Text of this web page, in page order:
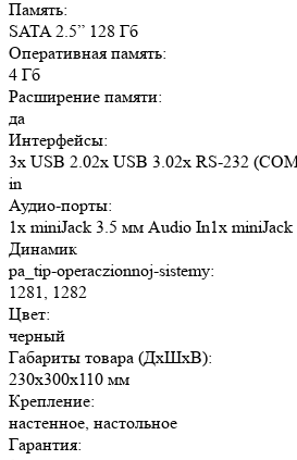
Память:
SATA 2.5” 128 Гб
Оперативная память:
4 Гб
Расширение памяти:
да
Интерфейсы:
3x USB 2.02x USB 3.02x RS-232
in
Аудио-порты:
1x miniJack 3.5 мм Audio In1x
Динамик
pa_tip-operaczionnoj-sistemy:
1281, 1282
Цвет:
черный
Габариты товара (ДxШxВ):
230x300x110 мм
Крепление:
настенное, настольное
Гарантия: